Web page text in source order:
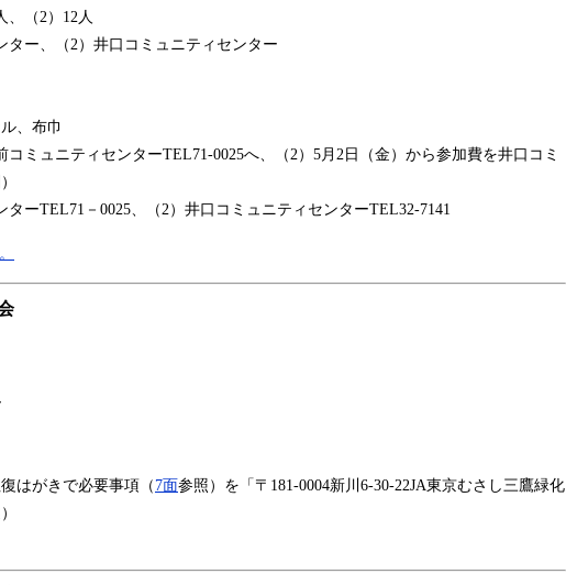
、（2）12人
ター、（2）井口コミュニティセンター
、布巾
コミュニティセンターTEL71-0025へ、（2）5月2日（金）から参加費を井口コミ
ターTEL71－0025、（2）井口コミュニティセンターTEL32-7141
はがきで必要事項（7面参照）を「〒181-0004新川6-30-22JA東京むさし三鷹緑化